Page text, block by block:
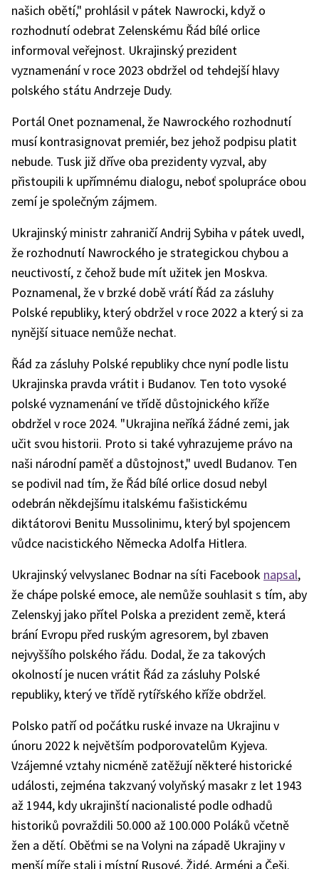
našich obětí," prohlásil v pátek Nawrocki, když o
rozhodnutí odebrat Zelenskému Řád bílé orlice
informoval veřejnost. Ukrajinský prezident
vyznamenání v roce 2023 obdržel od tehdejší hlavy
polského státu Andrzeje Dudy.
Portál Onet poznamenal, že Nawrockého rozhodnutí
musí kontrasignovat premiér, bez jehož podpisu platit
nebude. Tusk již dříve oba prezidenty vyzval, aby
přistoupili k upřímnému dialogu, neboť spolupráce obou
zemí je společným zájmem.
Ukrajinský ministr zahraničí Andrij Sybiha v pátek uvedl,
že rozhodnutí Nawrockého je strategickou chybou a
neuctivostí, z čehož bude mít užitek jen Moskva.
Poznamenal, že v brzké době vrátí Řád za zásluhy
Polské republiky, který obdržel v roce 2022 a který si za
nynější situace nemůže nechat.
Řád za zásluhy Polské republiky chce nyní podle listu
Ukrajinska pravda vrátit i Budanov. Ten toto vysoké
polské vyznamenání ve třídě důstojnického kříže
obdržel v roce 2024. "Ukrajina neříká žádné zemi, jak
učit svou historii. Proto si také vyhrazujeme právo na
naši národní paměť a důstojnost," uvedl Budanov. Ten
se podivil nad tím, že Řád bílé orlice dosud nebyl
odebrán někdejšímu italskému fašistickému
diktátorovi Benitu Mussolinimu, který byl spojencem
vůdce nacistického Německa Adolfa Hitlera.
Ukrajinský velvyslanec Bodnar na síti Facebook napsal,
že chápe polské emoce, ale nemůže souhlasit s tím, aby
Zelenskyj jako přítel Polska a prezident země, která
brání Evropu před ruským agresorem, byl zbaven
nejvyššího polského řádu. Dodal, že za takových
okolností je nucen vrátit Řád za zásluhy Polské
republiky, který ve třídě rytířského kříže obdržel.
Polsko patří od počátku ruské invaze na Ukrajinu v
únoru 2022 k největším podporovatelům Kyjeva.
Vzájemné vztahy nicméně zatěžují některé historické
události, zejména takzvaný volyňský masakr z let 1943
až 1944, kdy ukrajinští nacionalisté podle odhadů
historiků povraždili 50.000 až 100.000 Poláků včetně
žen a dětí. Oběťmi se na Volyni na západě Ukrajiny v
menší míře stali i místní Rusové, Židé, Arméni a Češi.